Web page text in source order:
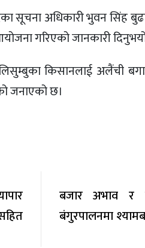
सूचना अधिकारी भुवन सिंह
गरिएको जानकारी
किसानलाई अलैंची
जनाएको छ।
बजार अभाव र
बंगुरपालनमा